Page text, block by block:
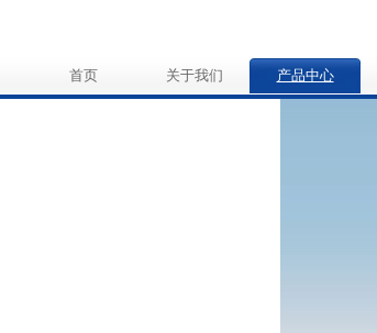
首页 关于我们 产品中心